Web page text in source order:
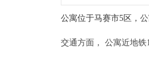
公寓位于马赛市5区，
交通方面， 公寓近地铁